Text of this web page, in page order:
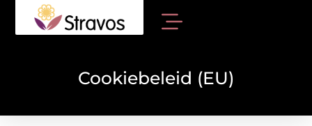
Cookiebeleid (EU)